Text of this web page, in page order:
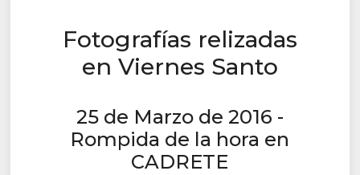
Fotografías relizadas
en Viernes Santo
25 de Marzo de 2016 -
Rompida de la hora en
CADRETE